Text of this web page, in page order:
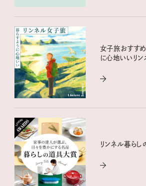
女子旅おすすめ
に心地いいリン
リンネル暮ら